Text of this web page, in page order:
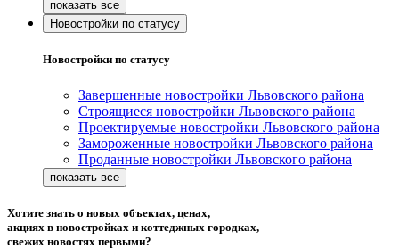
Новостройки по статусу
Новостройки по статусу
Завершенные новостройки Львовского района
Строящиеся новостройки Львовского района
Проектируемые новостройки Львовского района
Замороженные новостройки Львовского района
Проданные новостройки Львовского района
Хотите знать о новых объектах, ценах,
акциях в новостройках и коттеджных городках,
свежих новостях первыми?